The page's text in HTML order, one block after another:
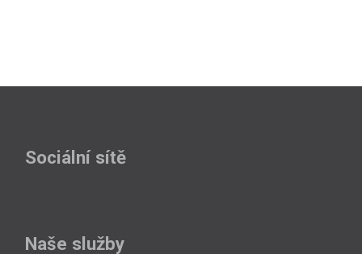
Sociální sítě
Naše služby